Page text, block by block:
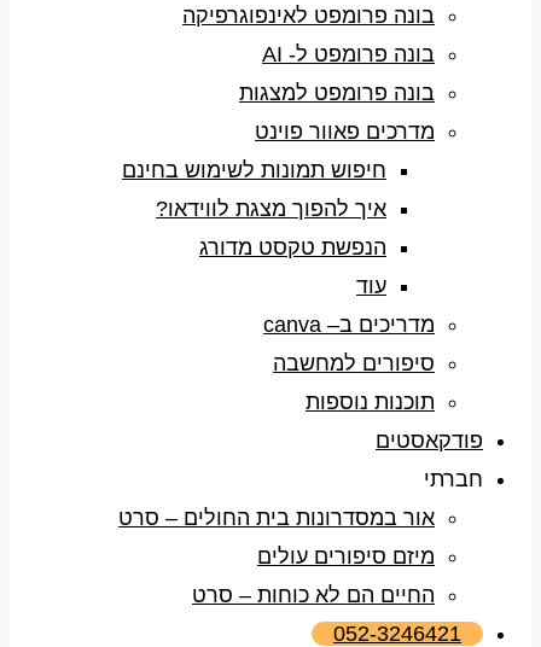
בונה פרומפט לאינפוגרפיקה
בונה פרומפט ל- AI
בונה פרומפט למצגות
מדרכים פאוור פוינט
חיפוש תמונות לשימוש בחינם
איך להפוך מצגת לווידאו?
הנפשת טקסט מדורג
עוד
מדריכים ב– canva
סיפורים למחשבה
תוכנות נוספות
פודקאסטים
חברתי
אור במסדרונות בית החולים – סרט
מיזם סיפורים עולים
החיים הם לא כוחות – סרט
052-3246421